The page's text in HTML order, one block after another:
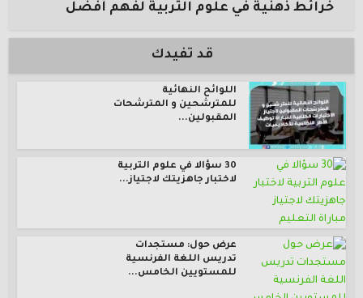
خرائط ذهنية في علوم التربية لفهم أفضل
قد تفيدك
اللوائح النهائية
للمترشحين و المترشحات
المقبولين...
30 سؤالا في علوم التربية
لاختبار جاهزيتك لاجتياز...
عرض حول: مستجدات
تدريس اللغة الفرنسية
للمستويين الخامس...